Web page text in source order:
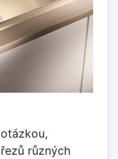
různých